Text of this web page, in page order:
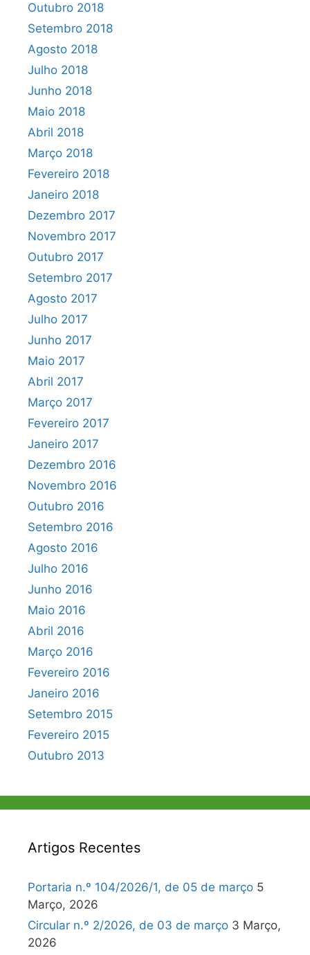
Outubro 2018
Setembro 2018
Agosto 2018
Julho 2018
Junho 2018
Maio 2018
Abril 2018
Março 2018
Fevereiro 2018
Janeiro 2018
Dezembro 2017
Novembro 2017
Outubro 2017
Setembro 2017
Agosto 2017
Julho 2017
Junho 2017
Maio 2017
Abril 2017
Março 2017
Fevereiro 2017
Janeiro 2017
Dezembro 2016
Novembro 2016
Outubro 2016
Setembro 2016
Agosto 2016
Julho 2016
Junho 2016
Maio 2016
Abril 2016
Março 2016
Fevereiro 2016
Janeiro 2016
Setembro 2015
Fevereiro 2015
Outubro 2013
Artigos Recentes
Portaria n.º 104/2026/1, de 05 de março 5
Março, 2026
Circular n.º 2/2026, de 03 de março 3 Março,
2026